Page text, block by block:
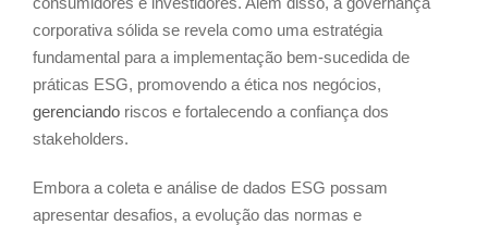
corporativa sólida se revela como uma estratégia
fundamental para a implementação bem-sucedida de
práticas ESG, promovendo a ética nos negócios,
gerenciando riscos e fortalecendo a confiança dos
stakeholders.
Embora a coleta e análise de dados ESG possam
apresentar desafios, a evolução das normas e